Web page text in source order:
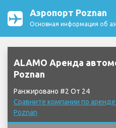
Аэропорт Poznan
Основная информация об
ALAMO Аренда
Poznan
Ранжировано #2 От 24
Сравните компании по
Poznan